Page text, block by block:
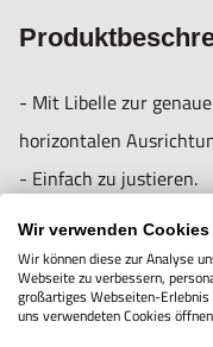
Unsachgemäße
Importeur/Hersteller:
Hogetex/Kometex
Varsseveld/
- Mit Libelle zur
horizontalen
- Einfach zu justieren.
- Geeigneter
Rolle: 350 mm
- Gewicht: 15.1 kg
- Maße siehe
Wir verwenden Cookies
Wir können diese zur Analyse
Webseite zu verbessern,
großartiges Webseiten-
uns verwendeten Cookies